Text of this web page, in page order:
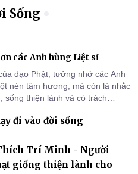
Sống
các Anh hùng Liệt sĩ
đạo Phật, tưởng nhớ các Anh
nén tâm hương, mà còn là nhắc
sống thiện lành và có trách
đi vào đời sống
Trí Minh - Người
giống thiện lành cho